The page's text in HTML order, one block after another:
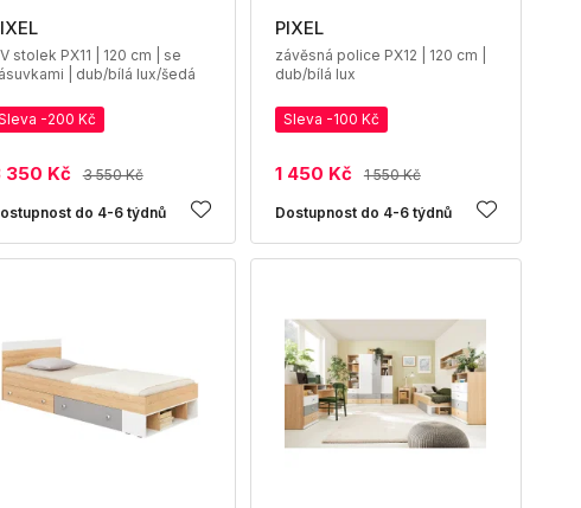
stolek PX11 | 120 cm | se
| dub/bílá lux/šedá
-200 Kč
350 Kč 3 550 Kč
do 4-6 týdnů
PIXEL
závěsná police PX12 | 120 cm |
dub/bílá lux
Sleva -100 Kč
1 450 Kč 1 550 Kč
Dostupnost do 4-6 týdnů